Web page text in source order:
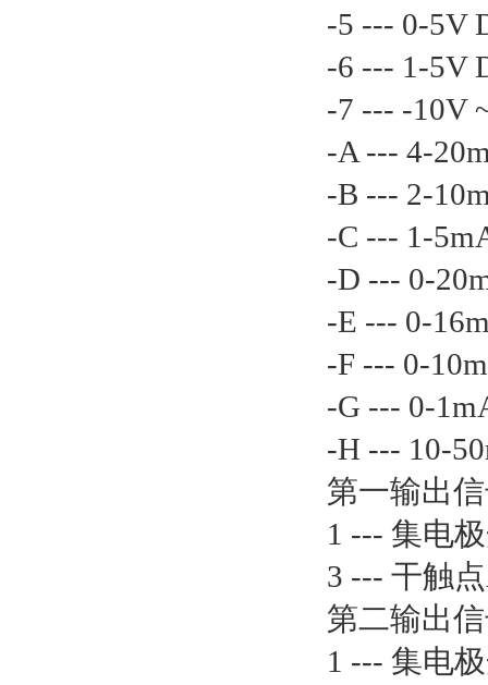
-5 --- 0-5V
-6 --- 1-5V
-7 --- -10V
-A --- 4-
-B --- 2-
-C --- 1-
-D --- 0-
-E --- 0-
-F --- 0-
-G --- 0-
-H --- 10-
第一输出
1 --- 集电
3 --- 干触
第二输出
1 --- 集电